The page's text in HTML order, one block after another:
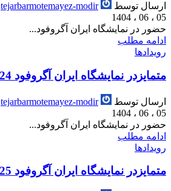
ارسال توسط
tejarbarmotemayez-modir
05 ، 06 ، 1404
حضور در نمایشگاه ایران آگروفود...
ادامه مطلب
رویدادها
متمایزدر نمایشگاه ایران آگروفود 2024
ارسال توسط
tejarbarmotemayez-modir
05 ، 06 ، 1404
حضور در نمایشگاه ایران آگروفود...
ادامه مطلب
رویدادها
متمایزدر نمایشگاه ایران آگروفود 2025